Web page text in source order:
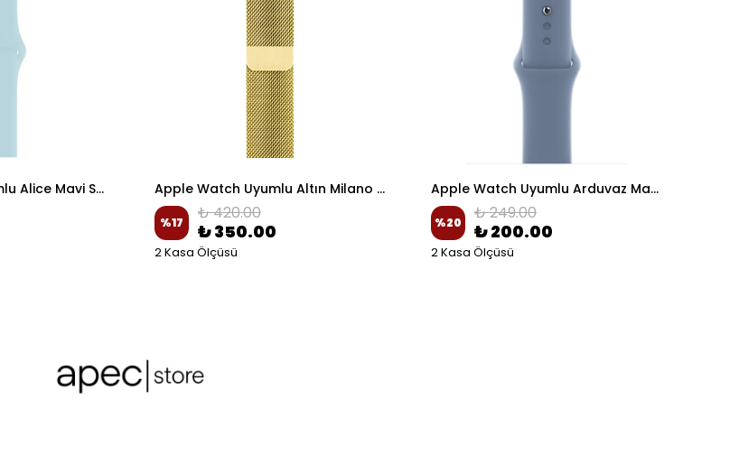
Apple Watch Uyumlu Alice Mavi Spor Silikon Kordon Apple Watch Uyumlu Altın Milano Hasır Kordon
%17 ₺ 420.00
₺ 350.00
2 Kasa Ölçüsü
Apple Watch Uyumlu Arduvaz Mavi Spor silikon Kordon
%20 ₺ 249.00
₺ 200.00
2 Kasa Ölçüsü